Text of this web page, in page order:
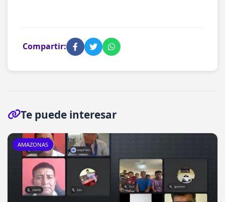
Compartir:
Te puede interesar
AMAZONAS